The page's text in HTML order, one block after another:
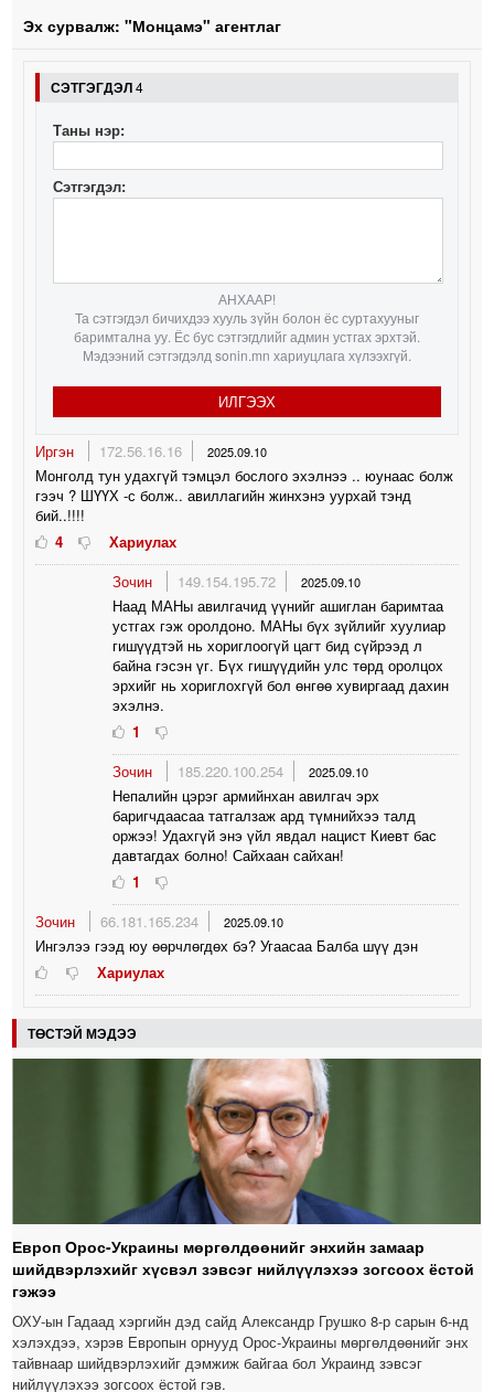
Эх сурвалж: "Монцамэ" агентлаг
СЭТГЭГДЭЛ4
Таны нэр:
Сэтгэгдэл:
АНХААР!
Та сэтгэгдэл бичихдээ хууль зүйн болон ёс суртахууныг
баримтална уу. Ёс бус сэтгэгдлийг админ устгах эрхтэй.
Мэдээний сэтгэгдэлд sonin.mn хариуцлага хүлээхгүй.
ИЛГЭЭХ
Иргэн 172.56.16.16 2025.09.10
Монголд тун удахгүй тэмцэл бослого эхэлнээ .. юунаас болж
гээч ? ШҮҮХ -с болж.. авиллагийн жинхэнэ уурхай тэнд
бий..!!!!
4
Хариулах
Зочин
149.154.195.72 2025.09.10
Наад МАНы авилгачид үүнийг ашиглан баримтаа
устгах гэж оролдоно. МАНы бүх зүйлийг хуулиар
гишүүдтэй нь хориглоогүй цагт бид сүйрээд л
байна гэсэн үг. Бүх гишүүдийн улс төрд оролцох
эрхийг нь хориглохгүй бол өнгөө хувиргаад дахин
эхэлнэ.
1
Зочин
185.220.100.254 2025.09.10
Непалийн цэрэг армийнхан авилгач эрх
баригчдаасаа татгалзаж ард түмнийхээ талд
оржээ! Удахгүй энэ үйл явдал нацист Киевт бас
давтагдах болно! Сайхаан сайхан!
1
Зочин
66.181.165.234 2025.09.10
Ингэлээ гээд юу өөрчлөгдөх бэ? Угаасаа Балба шүү дэн
Хариулах
ТӨСТЭЙ МЭДЭЭ
Европ Орос-Украины мөргөлдөөнийг энхийн замаар
шийдвэрлэхийг хүсвэл зэвсэг нийлүүлэхээ зогсоох ёстой
гэжээ
ОХУ-ын Гадаад хэргийн дэд сайд Александр Грушко 8-р сарын 6-нд
хэлэхдээ, хэрэв Европын орнууд Орос-Украины мөргөлдөөнийг энх
тайвнаар шийдвэрлэхийг дэмжиж байгаа бол Украинд зэвсэг
нийлүүлэхээ зогсоох ёстой гэв.